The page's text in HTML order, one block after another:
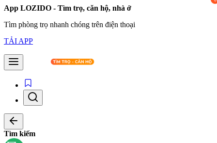
App LOZIDO - Tìm trọ, căn hộ, nhà ở
Tìm phòng trọ nhanh chóng trên điện thoại
TẢI APP
Tìm kiếm